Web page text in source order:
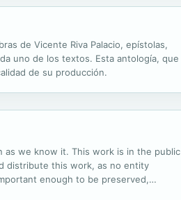
de Vicente Riva Palacio, epístolas,
uno de los textos. Esta antología, que
de su producción.
as we know it. This work is in the public
distribute this work, as no entity
enough to be preserved,